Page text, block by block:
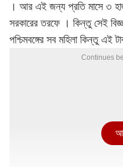
। আর এই জন্য প্রতি মাসে ৩
সরকারের তরফে । কিন্তু সেই
পশ্চিমবঙ্গের সব মহিলা কিন্তু এই
Continues